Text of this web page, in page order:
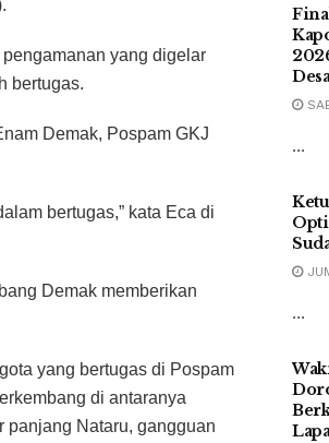
yang digelar
bertugas.
Demak, Pospam GKJ
bertugas,” kata Eca di
Demak memberikan
yang bertugas di Pospam
di antaranya
panjang Nataru, gangguan
...
...